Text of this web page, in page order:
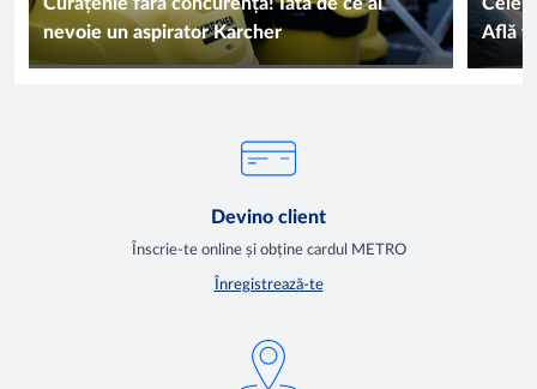
Curățenie fără concurență! Iată de ce ai
nevoie un aspirator Karcher
Сele
Află
Devino client
Înscrie-te online și obține cardul METRO
Înregistrează-te